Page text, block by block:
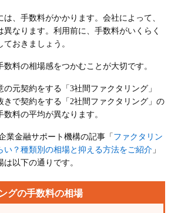
、手数料がかかります。会社によって、
なります。利用前に、手数料がいくらく
おきましょう。
料の相場感をつかむことが大切です。
元契約をする「3社間ファクタリング」
きで契約をする「2社間ファクタリング」の
料の平均が異なります。
業金融サポート機構の記事「 ファクタリン
い？種類別の相場と抑える方法をご紹介 」
以下の通りです。
グの手数料の相場